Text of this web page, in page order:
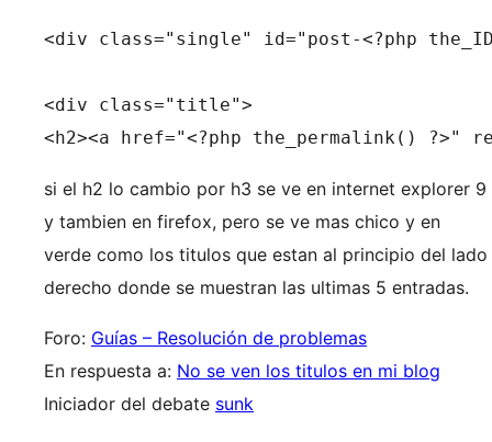
<div class="single" id="post-<?php
<div class="title">
<h2><a href="<?php the_permalink()
si el h2 lo cambio por h3 se ve en internet explorer 9
y tambien en firefox, pero se ve mas chico y en
verde como los titulos que estan al principio del lado
derecho donde se muestran las ultimas 5 entradas.
Foro: Guías – Resolución de problemas
En respuesta a: No se ven los titulos en mi blog
Iniciador del debate sunk